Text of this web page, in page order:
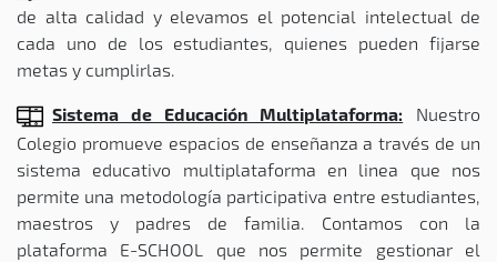
de alta calidad y elevamos el potencial intelectual de
cada uno de los estudiantes, quienes pueden fijarse
metas y cumplirlas.
Sistema de Educación Multiplataforma: Nuestro
Colegio promueve espacios de enseñanza a través de un
sistema educativo multiplataforma en linea que nos
permite una metodología participativa entre estudiantes,
maestros y padres de familia. Contamos con la
plataforma E-SCHOOL que nos permite gestionar el